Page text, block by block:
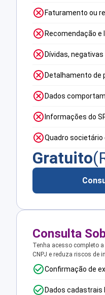
Faturamento ou
Recomendação
Dívidas,
Detalhamento de
Dados
Informações do
Quadro
Gratuito
Consulta
Tenha acesso completo
CNPJ e reduza riscos de
Confirmação de
Dados cadastrais